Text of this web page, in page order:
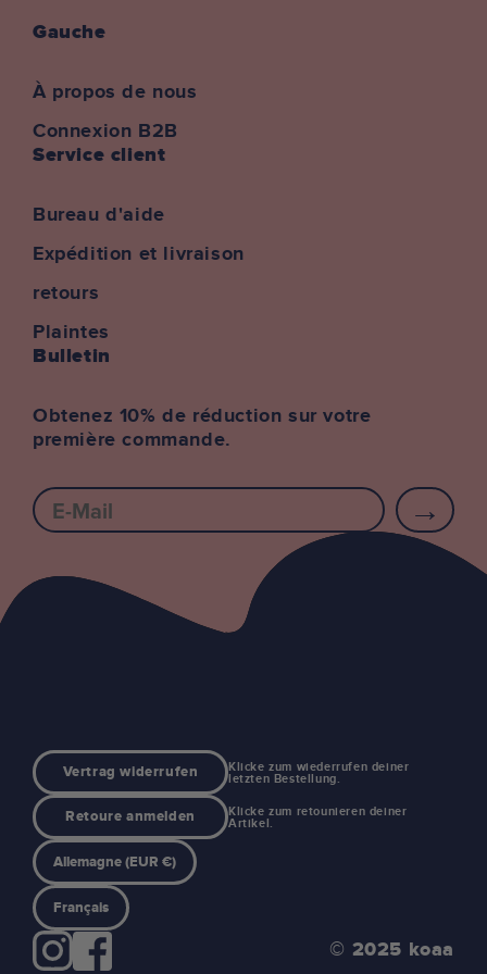
Gauche
À propos de nous
Connexion B2B
Service client
Bureau d'aide
Expédition et livraison
retours
Plaintes
Bulletin
Obtenez 10% de réduction sur votre
première commande.
E-mail
Klicke zum wiederrufen deiner
letzten Bestellung.
Vertrag widerrufen
Klicke zum retounieren deiner
Artikel.
Retoure anmelden
Allemagne (EUR €)
Français
© 2025 koaa